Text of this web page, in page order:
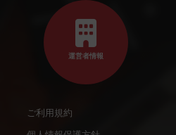
運営者情報
ご利用規約